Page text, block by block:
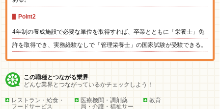
Point2
4年制の養成施設で必要な単位を取得すれば、卒業とともに「栄養士」免
許を取得でき、実務経験なしで「管理栄養士」の国家試験が受験できる。
この職種とつながる業界
どんな業界とつながっているかチェックしよう！
レストラン・給食・
フードサービス
医療機関・調剤薬
局・介護・福祉サー
教育